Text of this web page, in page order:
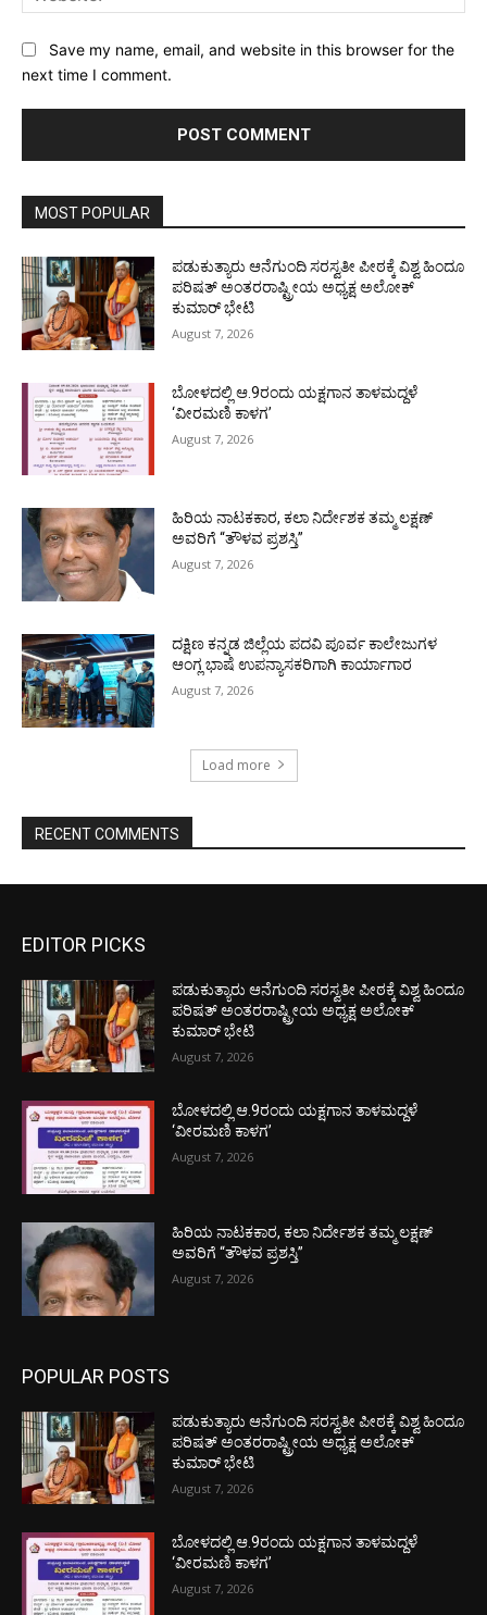
Save my name, email, and website in this browser for the
next time I comment.
MOST POPULAR
ಪಡುಕುತ್ಯಾರು ಆನೆಗುಂದಿ ಸರಸ್ವತೀ ಪೀಠಕ್ಕೆ ವಿಶ್ವ ಹಿಂದೂ
ಪರಿಷತ್ ಅಂತರರಾಷ್ಟ್ರೀಯ ಅಧ್ಯಕ್ಷ ಅಲೋಕ್
ಕುಮಾರ್ ಭೇಟಿ
August 7, 2026
ಬೋಳದಲ್ಲಿ ಆ.9ರಂದು ಯಕ್ಷಗಾನ ತಾಳಮದ್ದಳೆ
‘ವೀರಮಣಿ ಕಾಳಗ’
August 7, 2026
ಹಿರಿಯ ನಾಟಕಕಾರ, ಕಲಾ ನಿರ್ದೇಶಕ ತಮ್ಮ ಲಕ್ಷಣ್
ಅವರಿಗೆ “ತೌಳವ ಪ್ರಶಸ್ತಿ”
August 7, 2026
ದಕ್ಷಿಣ ಕನ್ನಡ ಜಿಲ್ಲೆಯ ಪದವಿ ಪೂರ್ವ ಕಾಲೇಜುಗಳ
ಆಂಗ್ಲ ಭಾಷೆ ಉಪನ್ಯಾಸಕರಿಗಾಗಿ ಕಾರ್ಯಾಗಾರ
August 7, 2026
Load more
RECENT COMMENTS
EDITOR PICKS
ಪಡುಕುತ್ಯಾರು ಆನೆಗುಂದಿ ಸರಸ್ವತೀ ಪೀಠಕ್ಕೆ ವಿಶ್ವ ಹಿಂದೂ
ಪರಿಷತ್ ಅಂತರರಾಷ್ಟ್ರೀಯ ಅಧ್ಯಕ್ಷ ಅಲೋಕ್
ಕುಮಾರ್ ಭೇಟಿ
August 7, 2026
ಬೋಳದಲ್ಲಿ ಆ.9ರಂದು ಯಕ್ಷಗಾನ ತಾಳಮದ್ದಳೆ
‘ವೀರಮಣಿ ಕಾಳಗ’
August 7, 2026
ಹಿರಿಯ ನಾಟಕಕಾರ, ಕಲಾ ನಿರ್ದೇಶಕ ತಮ್ಮ ಲಕ್ಷಣ್
ಅವರಿಗೆ “ತೌಳವ ಪ್ರಶಸ್ತಿ”
August 7, 2026
POPULAR POSTS
ಪಡುಕುತ್ಯಾರು ಆನೆಗುಂದಿ ಸರಸ್ವತೀ ಪೀಠಕ್ಕೆ ವಿಶ್ವ ಹಿಂದೂ
ಪರಿಷತ್ ಅಂತರರಾಷ್ಟ್ರೀಯ ಅಧ್ಯಕ್ಷ ಅಲೋಕ್
ಕುಮಾರ್ ಭೇಟಿ
August 7, 2026
ಬೋಳದಲ್ಲಿ ಆ.9ರಂದು ಯಕ್ಷಗಾನ ತಾಳಮದ್ದಳೆ
‘ವೀರಮಣಿ ಕಾಳಗ’
August 7, 2026